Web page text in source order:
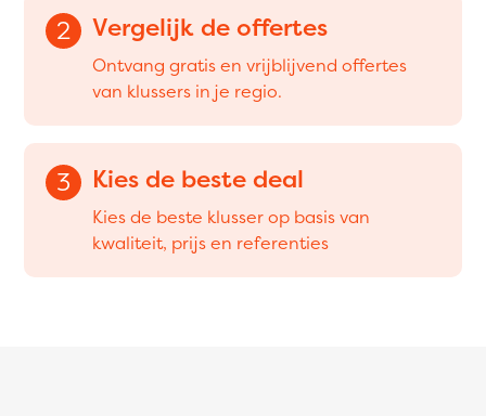
2 Vergelijk de offertes
Ontvang gratis en vrijblijvend offertes
van klussers in je regio.
3 Kies de beste deal
Kies de beste klusser op basis van
kwaliteit, prijs en referenties